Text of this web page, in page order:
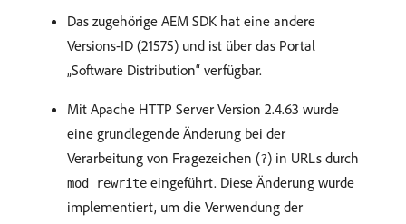
Das zugehörige AEM SDK hat eine andere
Versions-ID (21575) und ist über das Portal
„Software Distribution“ verfügbar.
Mit Apache HTTP Server Version 2.4.63 wurde
eine grundlegende Änderung bei der
Verarbeitung von Fragezeichen (?) in URLs durch
mod_rewrite eingeführt. Diese Änderung wurde
implementiert, um die Verwendung der